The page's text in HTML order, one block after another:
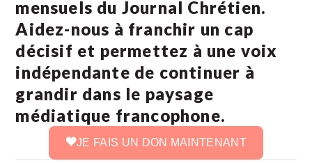
mensuels du Journal Chrétien.
Aidez-nous à franchir un cap
décisif et permettez à une voix
indépendante de continuer à
grandir dans le paysage
médiatique francophone.
JE FAIS UN DON MAINTENANT